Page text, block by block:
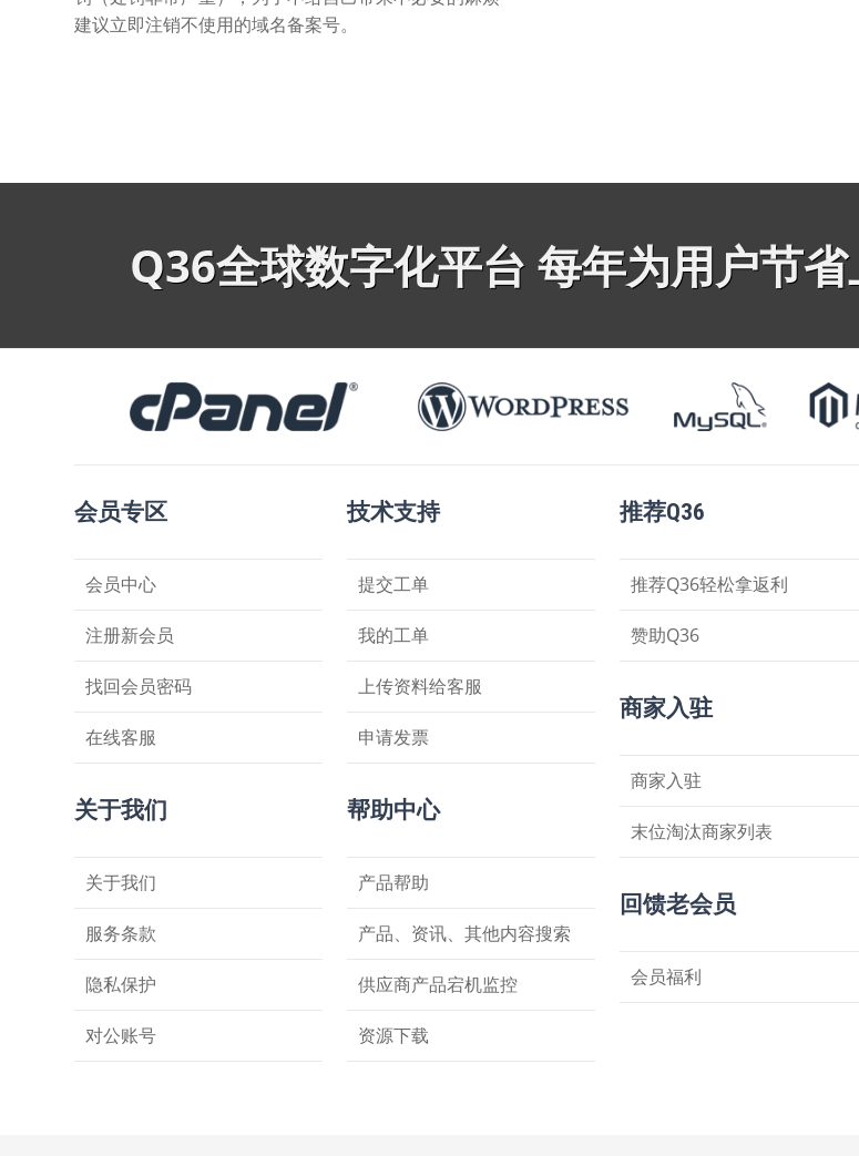
建议立即注销不使用的域名备案号。
Q36全球数字化平台 每年为用户节
会员专区
会员中心
注册新会员
找回会员密码
在线客服
关于我们
关于我们
服务条款
隐私保护
对公账号
技术支持
提交工单
我的工单
上传资料给客服
申请发票
帮助中心
产品帮助
产品、资讯、其他内容搜索
供应商产品宕机监控
资源下载
推荐Q36
推荐Q36轻松拿返利
赞助Q36
商家入驻
商家入驻
末位淘汰商家列表
回馈老会员
会员福利